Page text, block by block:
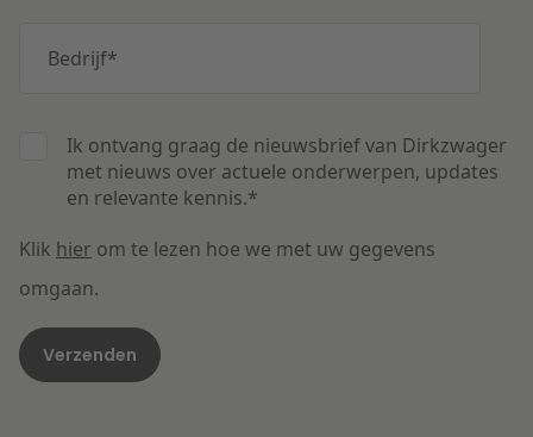
Bedrijf*
Ik ontvang graag de nieuwsbrief van Dirkzwager
met nieuws over actuele onderwerpen, updates
en relevante kennis.*
Klik hier om te lezen hoe we met uw gegevens
omgaan.